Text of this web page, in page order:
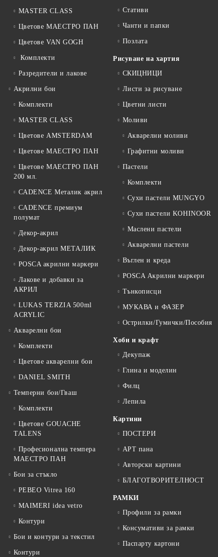
MASTER CLASS
Цветове МАЕСТРО ПАН
Цветове VAN GOGH
Комплекти
Разредители и лакове
Акрилни бои
Комплекти
MASTER CLASS
Цветове AMSTERDAM
Цветове МАЕСТРО ПАН
Цветове МАЕСТРО ПАН
200 мл.
CADENCE Металик акрил
CADENCE премиум
полумат
Декор-акрил
Декор-акрил МЕТАЛИК
POSCA акрилни маркери
Лакове и добавки за
АКРИЛ
LUKAS TERZIA 500ml
ACRYLIC
Акварелни бои
Комплекти
Цветове акварелни бои
DANIEL SMITH
Темперни бои/Гваш
Комплекти
Цветове GOUACHE
TALENS
Професионална темпера
МАЕСТРО ПАН
Бои за стъкло
PEBEO Vitrea 160
MAIMERI idea vetro
Контури
Бои и контури за текстил
Контури
Стативи
Чанти и папки
Позлата
Рисуване на хартия
СКИЦНИЦИ
Листи за рисуване
Цветни листи
Моливи
Акварелни моливи
Графитни моливи
Пастели
Комплекти
Сухи пастели MUNGYO
Сухи пастели KOHINOOR
Маслени пастели
Акварелни пастели
Въглен и креда
POSCA Акрилни маркери
Тънкописци
МУКАВА и ФАЗЕР
Острилки/Гумички/Пособия
Хоби и крафт
Декупаж
Глина и моделин
Филц
Лепила
Картини
ПОСТЕРИ
АРТ пана
Авторски картини
БЛАГОТВОРИТЕЛНОСТ
РАМКИ
Профили за рамки
Консумативи за рамки
Паспарту картони